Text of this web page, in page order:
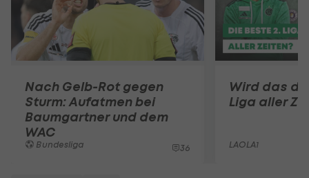
Nach Gelb-Rot gegen
Sturm: Aufatmen bei
Baumgartner und dem
WAC
Bundesliga 36
Wird das
Liga aller
LAOLA1